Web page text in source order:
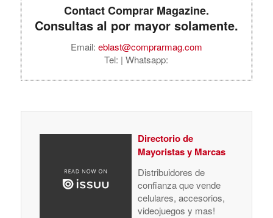
Contact Comprar Magazine.
Consultas al por mayor solamente.
Email: eblast@comprarmag.com
Tel: | Whatsapp:
Directorio de
Mayoristas y Marcas
Distribuidores de
confianza que vende
celulares, accesorios,
videojuegos y mas!